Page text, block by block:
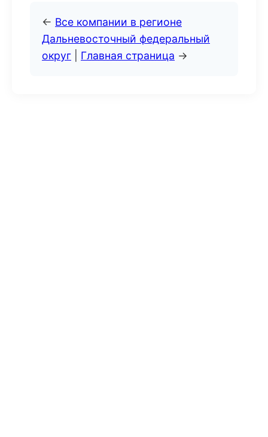
← Все компании в регионе
Дальневосточный федеральный
округ
Главная страница →